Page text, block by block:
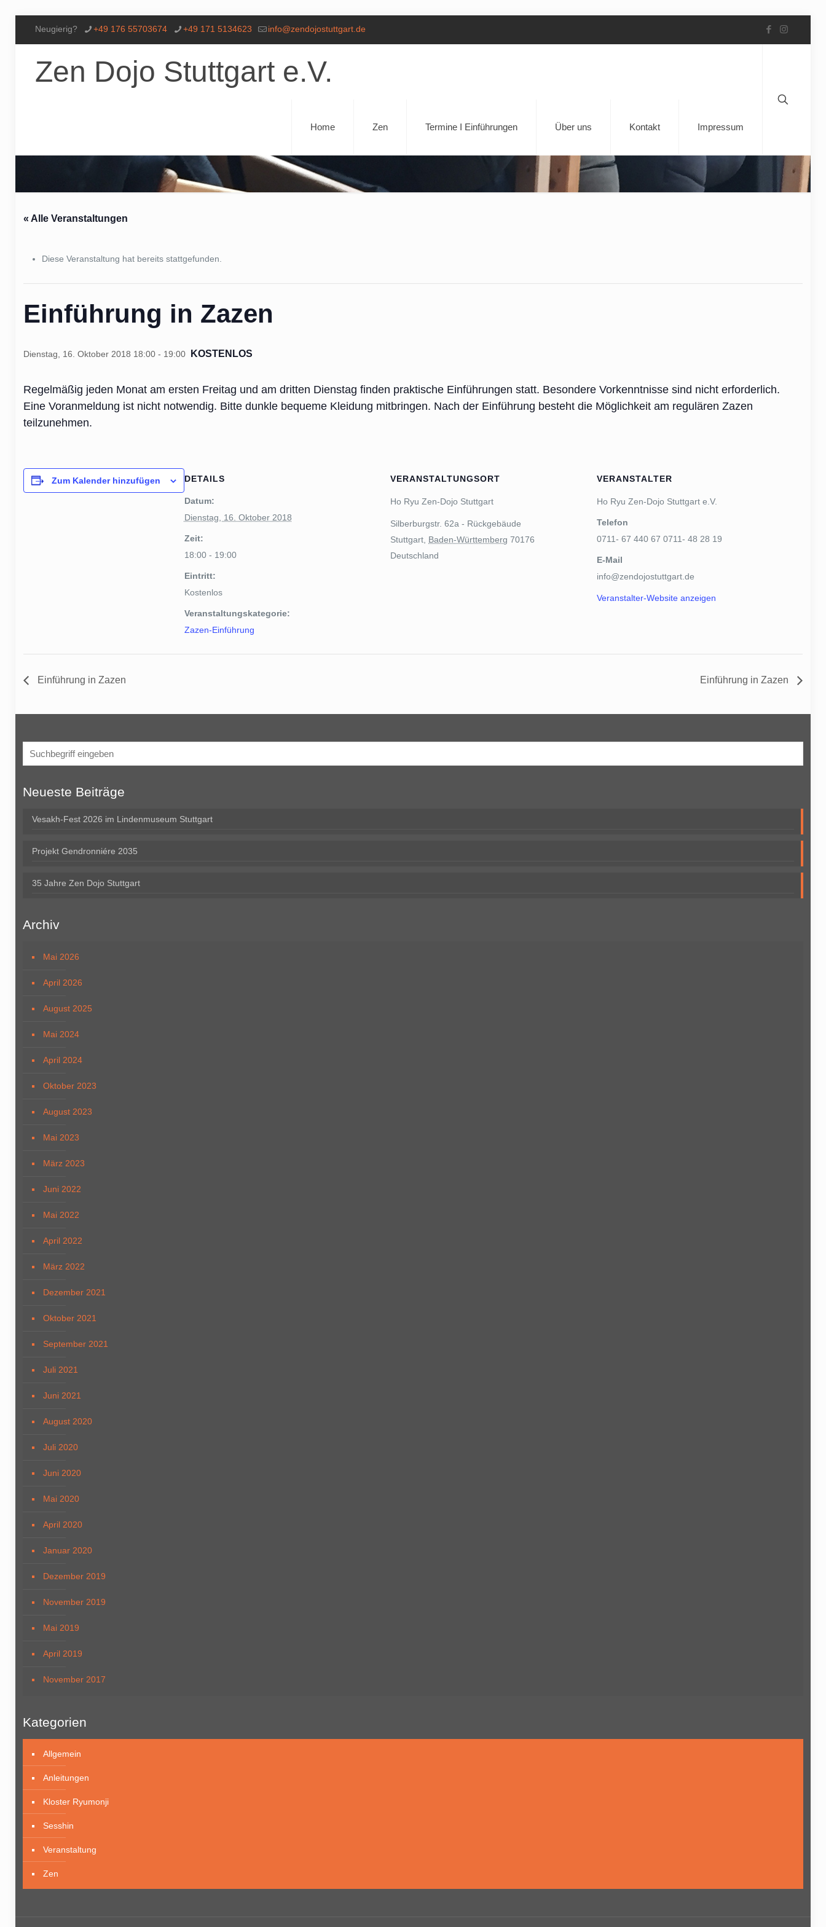
Neugierig? +49 176 55703674 +49 171 5134623 info@zendojostuttgart.de
Zen Dojo Stuttgart e.V.
Home Zen Termine I Einführungen Über uns Kontakt Impressum
« Alle Veranstaltungen
Diese Veranstaltung hat bereits stattgefunden.
Einführung in Zazen
Dienstag, 16. Oktober 2018 18:00- 19:00 KOSTENLOS
Regelmäßig jeden Monat am ersten Freitag und am dritten Dienstag finden praktische Einführungen statt. Besondere Vorkenntnisse sind nicht erforderlich.
Eine Voranmeldung ist nicht notwendig. Bitte dunkle bequeme Kleidung mitbringen. Nach der Einführung besteht die Möglichkeit am regulären Zazen
teilzunehmen.
Zum Kalender hinzufügen DETAILS
Datum:
Dienstag, 16. Oktober 2018
Zeit:
18:00 - 19:00
Eintritt:
Kostenlos
Veranstaltungskategorie:
Zazen-Einführung
VERANSTALTUNGSORT
Ho Ryu Zen-Dojo Stuttgart
Silberburgstr. 62a - Rückgebäude
Stuttgart Baden-Württemberg 70176
Deutschland
VERANSTALTER
Ho Ryu Zen-Dojo Stuttgart e.V.
Telefon
0711- 67 440 67 0711- 48 28 19
E-Mail
info@zendojostuttgart.de
Veranstalter-Website anzeigen
Einführung in Zazen Einführung in Zazen
Neueste Beiträge
Vesakh-Fest 2026 im Lindenmuseum Stuttgart
Projekt Gendronniére 2035
35 Jahre Zen Dojo Stuttgart
Archiv
Mai 2026
April 2026
August 2025
Mai 2024
April 2024
Oktober 2023
August 2023
Mai 2023
März 2023
Juni 2022
Mai 2022
April 2022
März 2022
Dezember 2021
Oktober 2021
September 2021
Juli 2021
Juni 2021
August 2020
Juli 2020
Juni 2020
Mai 2020
April 2020
Januar 2020
Dezember 2019
November 2019
Mai 2019
April 2019
November 2017
Kategorien
Allgemein
Anleitungen
Kloster Ryumonji
Sesshin
Veranstaltung
Zen